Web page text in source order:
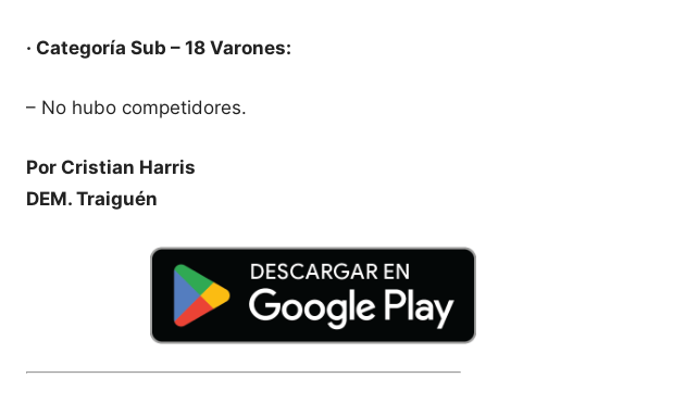
· Categoría Sub – 18 Varones:
– No hubo competidores.
Por Cristian Harris
DEM. Traiguén